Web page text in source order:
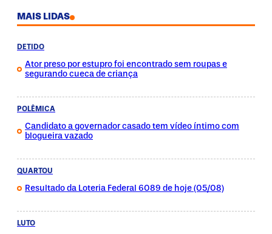
MAIS LIDAS
DETIDO
Ator preso por estupro foi encontrado sem roupas e
segurando cueca de criança
POLÊMICA
Candidato a governador casado tem vídeo íntimo com
blogueira vazado
QUARTOU
Resultado da Loteria Federal 6089 de hoje (05/08)
LUTO